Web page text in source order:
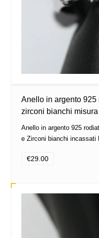
Anello in argento
zirconi bianchi
Anello in argento 925
e Zirconi bianchi incassati
€29.00